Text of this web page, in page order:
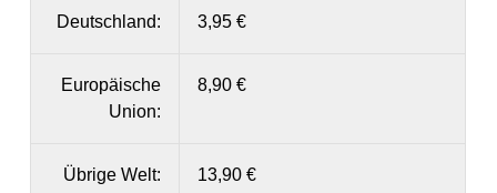
Deutschland: 3,95 €
Europäische
Union:
8,90 €
Übrige Welt: 13,90 €